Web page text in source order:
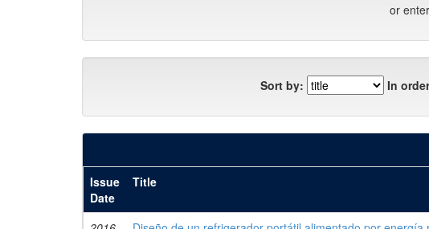
or
Sort by: In
Issue
Date
Title